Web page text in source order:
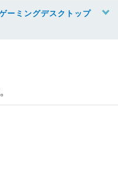
ーミングデスクトップ